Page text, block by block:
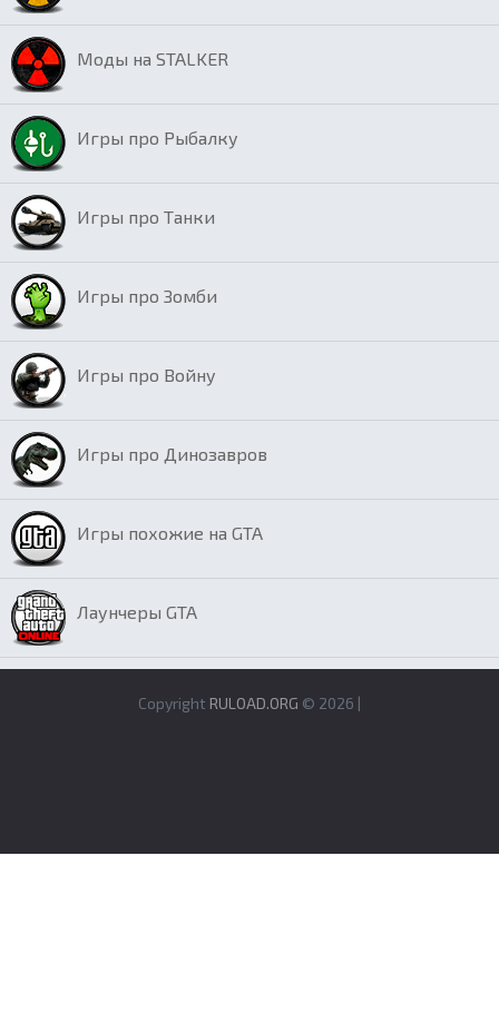
Моды на STALKER
Игры про Рыбалку
Игры про Танки
Игры про Зомби
Игры про Войну
Игры про Динозавров
Игры похожие на GTA
Лаунчеры GTA
Copyright RULOAD.ORG © 2026 |